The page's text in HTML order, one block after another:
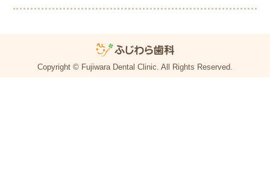
Copyright © Fujiwara Dental Clinic. All Rights Reserved.